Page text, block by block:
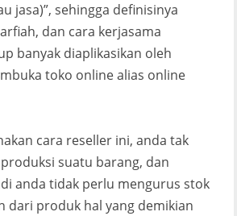
jasa)”, sehingga definisinya
dan cara kerjasama
banyak diaplikasikan oleh
toko online alias online
cara reseller ini, anda tak
suatu barang, dan
anda tidak perlu mengurus stok
dari produk hal yang demikian